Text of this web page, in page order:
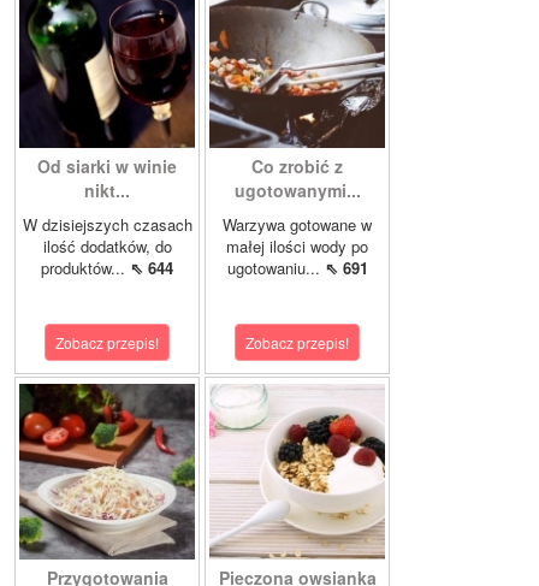
Od siarki w winie
nikt...
W dzisiejszych czasach
ilość dodatków, do
produktów... ⇖ 644
Zobacz przepis!
Co zrobić z
ugotowanymi...
Warzywa gotowane w
małej ilości wody po
ugotowaniu... ⇖ 691
Zobacz przepis!
Przygotowania
Pieczona owsianka